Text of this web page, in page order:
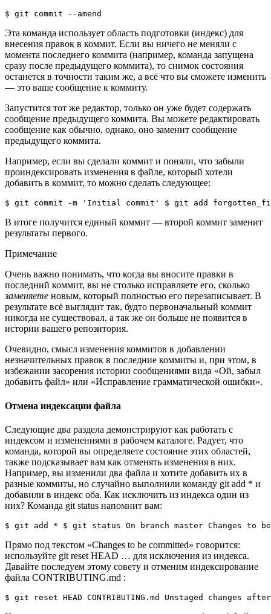
$ git commit --amend
Эта команда использует область подготовки (индекс) для
внесения правок в коммит. Если вы ничего не меняли с
момента последнего коммита (например, команда запущена
сразу после предыдущего коммита), то снимок состояния
останется в точности таким же, а всё что вы сможете изменить
— это ваше сообщение к коммиту.
Запустится тот же редактор, только он уже будет содержать
сообщение предыдущего коммита. Вы можете редактировать
сообщение как обычно, однако, оно заменит сообщение
предыдущего коммита.
Например, если вы сделали коммит и поняли, что забыли
проиндексировать изменения в файле, который хотели
добавить в коммит, то можно сделать следующее:
$ git commit -m 'Initial commit' $ git add
В итоге получится единый коммит — второй коммит заменит
результаты первого.
Примечание
Очень важно понимать, что когда вы вносите правки в
последний коммит, вы не столько исправляете его, сколько
заменяете новым, который полностью его перезаписывает. В
результате всё выглядит так, будто первоначальный коммит
никогда не существовал, а так же он больше не появится в
истории вашего репозитория.
Очевидно, смысл изменения коммитов в добавлении
незначительных правок в последние коммиты и, при этом, в
избежании засорения истории сообщениями вида «Ой, забыл
добавить файл» или «Исправление грамматической ошибки».
Отмена индексации файла
Следующие два раздела демонстрируют как работать с
индексом и изменениями в рабочем каталоге. Радует, что
команда, которой вы определяете состояние этих областей,
также подсказывает вам как отменять изменения в них.
Например, вы изменили два файла и хотите добавить их в
разные коммиты, но случайно выполнили команду git add * и
добавили в индекс оба. Как исключить из индекса один из
них? Команда git status напомнит вам:
$ git add * $ git status On branch master Changes to be
Прямо под текстом «Changes to be committed» говорится:
используйте git reset HEAD …​ для исключения из индекса.
Давайте последуем этому совету и отменим индексирование
файла CONTRIBUTING.md :
$ git reset HEAD CONTRIBUTING.md Unstaged